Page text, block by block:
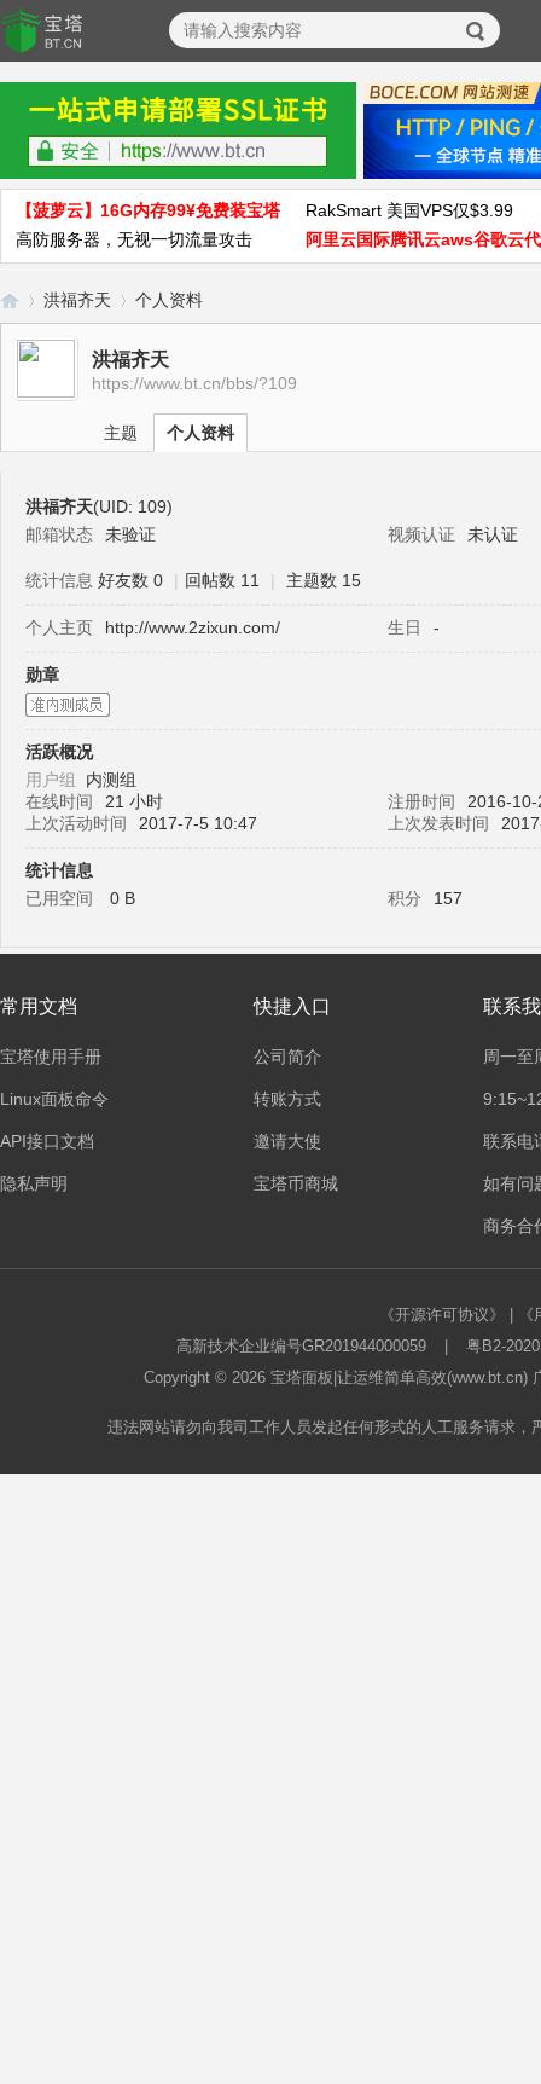
【菠萝云】16G内存99¥免费装宝塔
RakSmart 美国VPS仅$3.99
高防服务器，无视一切流量攻击
阿里云国际腾讯云aws谷歌云
宝›
洪福齐天 个人资料
洪福齐天
https://www.bt.cn/bbs/?109
主题 个人资料
洪福齐天(UID: 109)
邮箱状态
未验证 视频认证 未认证
统计信息 好友数 0 | 回帖数 11 | 主题数 15
个人主页 http://www.2zixun.com/ 生日 -
勋章
活跃概况
用户组 内测组
在线时间
21 小时 注册时间
2016-
上次活动时间
2017-7-5 10:47 上次发表时间
统计信息
已用空间
0 B 积分 157
常用文档
宝塔使用手册
Linux面板命令
API接口文档
隐私声明
快捷入口
公司简介
转账方式
邀请大使
宝塔币商城
联系
周一至
联系电
如有问
商务合
《开源许可协议》
高新技术企业编号GR201944000059
粤B2-
Copyright © 2026 宝塔面板 |让运维简单高效
违法网站请勿向我司工作人员发起任何形式的人工服务请求，